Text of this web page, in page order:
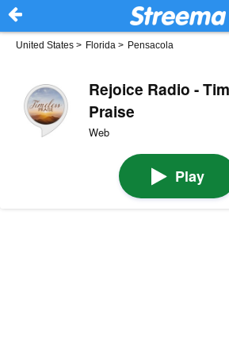
United States > Florida > Pensacola
Rejoice Radio -
Praise
Web
Play